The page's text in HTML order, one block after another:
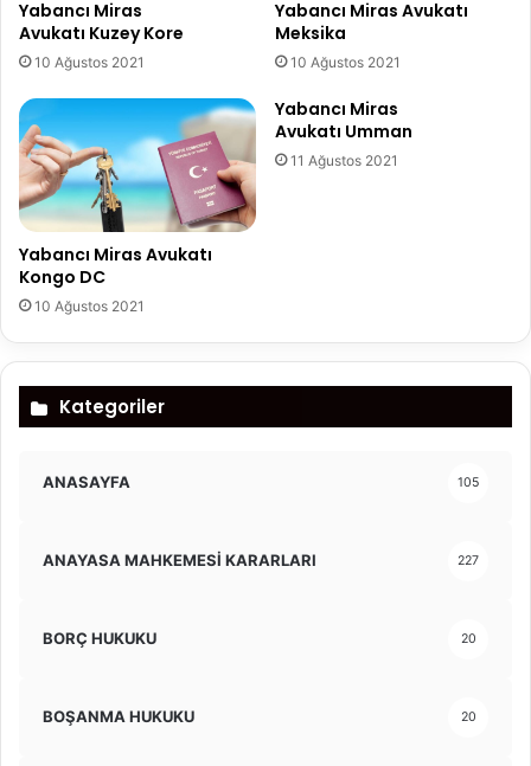
Yabancı Miras
Avukatı Kuzey Kore
10 Ağustos 2021
Yabancı Miras Avukatı
Meksika
10 Ağustos 2021
Yabancı Miras Avukatı
Kongo DC
10 Ağustos 2021
Yabancı Miras
Avukatı Umman
11 Ağustos 2021
Kategoriler
ANASAYFA 105
ANAYASA MAHKEMESİ KARARLARI 227
BORÇ HUKUKU 20
BOŞANMA HUKUKU 20